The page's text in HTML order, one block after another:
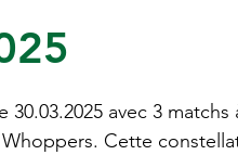
avec 3 matchs
Cette